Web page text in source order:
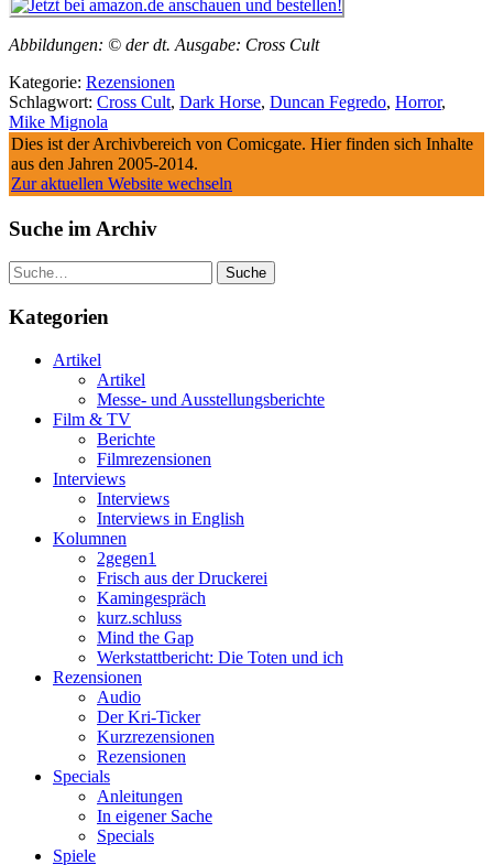
Abbildungen: © der dt. Ausgabe: Cross Cult
Kategorie: Rezensionen
Schlagwort: Cross Cult, Dark Horse, Duncan Fegredo, Horror,
Mike Mignola
Dies ist der Archivbereich von Comicgate. Hier finden sich Inhalte
aus den Jahren 2005-2014.
Zur aktuellen Website wechseln
Suche im Archiv
Suche
Kategorien
Artikel
Artikel
Messe- und Ausstellungsberichte
Film & TV
Berichte
Filmrezensionen
Interviews
Interviews
Interviews in English
Kolumnen
2gegen1
Frisch aus der Druckerei
Kamingespräch
kurz.schluss
Mind the Gap
Werkstattbericht: Die Toten und ich
Rezensionen
Audio
Der Kri-Ticker
Kurzrezensionen
Rezensionen
Specials
Anleitungen
In eigener Sache
Specials
Spiele